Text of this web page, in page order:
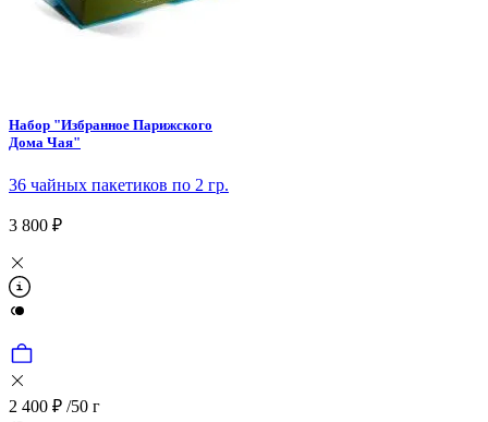
Набор "Избранное Парижского
Дома Чая"
36 чайных пакетиков по 2 гр.
3 800 ₽
2 400 ₽ /50 г